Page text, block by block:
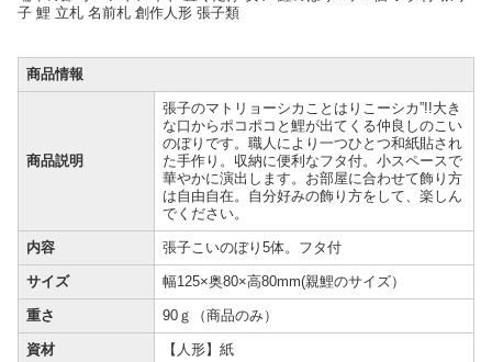
子 鯉 立札 名前札 創作人形 張子類
商品情報
商品説明
張子のマトリョーシカことはりこーシカ”!!大き
な口からポコポコと鯉が出てくる仲良しのこい
のぼりです。職人により一つひとつ和紙貼され
た手作り。収納に便利なフタ付。小スペースで
華やかに演出します。お部屋に合わせて飾り方
は自由自在。自分好みの飾り方をして、楽しん
でください。
内容 張子こいのぼり5体。フタ付
サイズ 幅125×奥80×高80mm(親鯉のサイズ）
重さ 90ｇ（商品のみ）
資材 【人形】紙